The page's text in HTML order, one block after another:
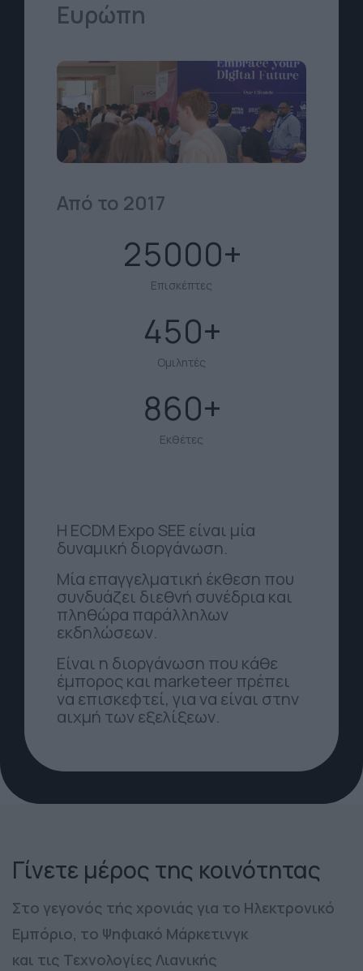
Ευρώπη
Από το 2017
25000
Επισκέπτες
450
Ομιλητές
860
Εκθέτες
Η ECDM Expo SEE είναι μία
δυναμική διοργάνωση.
Μία επαγγελματική έκθεση που
συνδυάζει διεθνή συνέδρια και
πληθώρα παράλληλων
εκδηλώσεων.
Είναι η διοργάνωση που κάθε
έμπορος και marketeer πρέπει
να επισκεφτεί, για να είναι στην
αιχμή των εξελίξεων.
Γίνετε μέρος της κοινότητας
Στο γεγονός τής χρονιάς για το Ηλεκτρονικό
Εμπόριο, το Ψηφιακό Μάρκετινγκ
και τις Τεχνολογίες Λιανικής